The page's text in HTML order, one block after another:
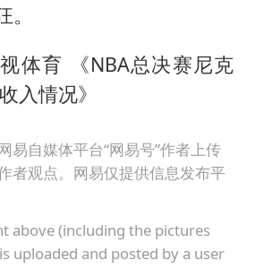
体育 《NBA总决赛尼克
入情况》
易自媒体平台“网易号”作者上传
者观点。网易仅提供信息发布平
above (including the pictures
uploaded and posted by a user